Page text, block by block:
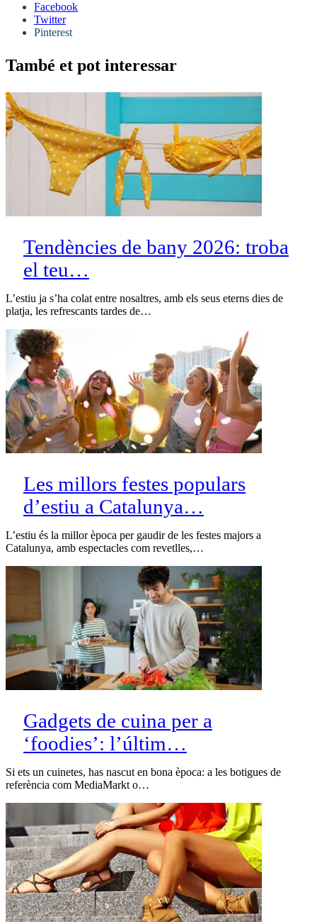
Facebook
Twitter
Pinterest
També et pot interessar
Tendències de bany 2026: troba
el teu…
L’estiu ja s’ha colat entre nosaltres, amb els seus eterns dies de
platja, les refrescants tardes de…
Les millors festes populars
d’estiu a Catalunya…
L’estiu és la millor època per gaudir de les festes majors a
Catalunya, amb espectacles com revetlles,…
Gadgets de cuina per a
‘foodies’: l’últim…
Si ets un cuinetes, has nascut en bona època: a les botigues de
referència com MediaMarkt o…